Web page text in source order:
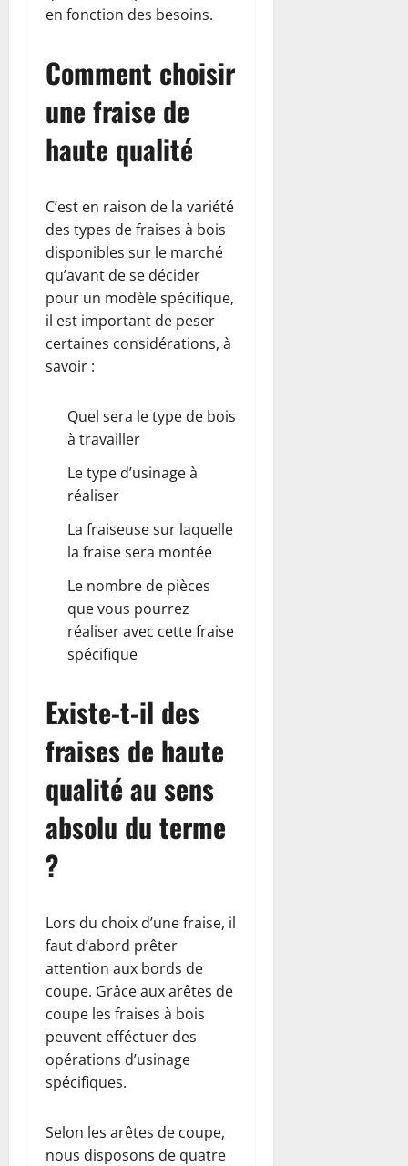
en fonction des besoins.
Comment choisir
une fraise de
haute qualité
C’est en raison de la variété
des types de fraises à bois
disponibles sur le marché
qu’avant de se décider
pour un modèle spécifique,
il est important de peser
certaines considérations, à
savoir :
Quel sera le type de bois
à travailler
Letype d’usinageà
réaliser
La fraiseuse sur laquelle
la fraise sera montée
Le nombre de pièces
que vous pourrez
réaliser avec cette fraise
spécifique
Existe-t-il des
fraises de haute
qualité au sens
absolu du terme
?
Lors du choix d’une fraise, il
faut d’abord prêter
attention aux bords de
coupe. Grâce aux arêtes de
coupe les fraises à bois
peuvent efféctuer des
opérations d’usinage
spécifiques.
Selon les arêtes de coupe,
nous disposons de quatre